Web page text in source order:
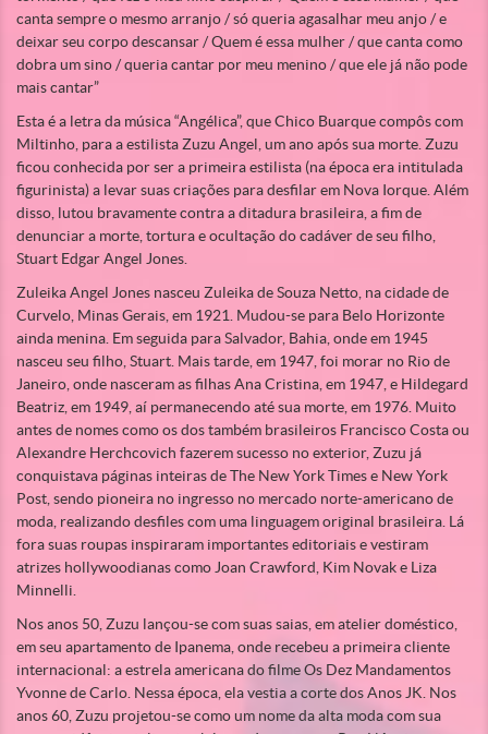
canta sempre o mesmo arranjo / só queria agasalhar meu anjo / e
deixar seu corpo descansar / Quem é essa mulher / que canta como
dobra um sino / queria cantar por meu menino / que ele já não pode
mais cantar”
Esta é a letra da música “Angélica”, que Chico Buarque compôs com
Miltinho, para a estilista Zuzu Angel, um ano após sua morte. Zuzu
ficou conhecida por ser a primeira estilista (na época era intitulada
figurinista) a levar suas criações para desfilar em Nova Iorque. Além
disso, lutou bravamente contra a ditadura brasileira, a fim de
denunciar a morte, tortura e ocultação do cadáver de seu filho,
Stuart Edgar Angel Jones.
Zuleika Angel Jones nasceu Zuleika de Souza Netto, na cidade de
Curvelo, Minas Gerais, em 1921. Mudou-se para Belo Horizonte
ainda menina. Em seguida para Salvador, Bahia, onde em 1945
nasceu seu filho, Stuart. Mais tarde, em 1947, foi morar no Rio de
Janeiro, onde nasceram as filhas Ana Cristina, em 1947, e Hildegard
Beatriz, em 1949, aí permanecendo até sua morte, em 1976. Muito
antes de nomes como os dos também brasileiros Francisco Costa ou
Alexandre Herchcovich fazerem sucesso no exterior, Zuzu já
conquistava páginas inteiras de The New York Times e New York
Post, sendo pioneira no ingresso no mercado norte-americano de
moda, realizando desfiles com uma linguagem original brasileira. Lá
fora suas roupas inspiraram importantes editoriais e vestiram
atrizes hollywoodianas como Joan Crawford, Kim Novak e Liza
Minnelli.
Nos anos 50, Zuzu lançou-se com suas saias, em atelier doméstico,
em seu apartamento de Ipanema, onde recebeu a primeira cliente
internacional: a estrela americana do filme Os Dez Mandamentos
Yvonne de Carlo. Nessa época, ela vestia a corte dos Anos JK. Nos
anos 60, Zuzu projetou-se como um nome da alta moda com sua